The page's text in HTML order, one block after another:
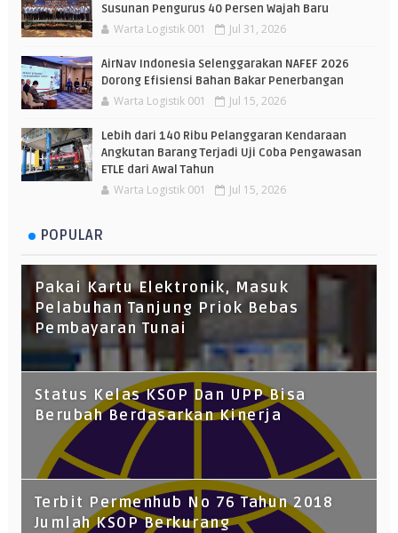
Susunan Pengurus 40 Persen Wajah Baru
Warta Logistik 001 Jul 31, 2026
AirNav Indonesia Selenggarakan NAFEF 2026
Dorong Efisiensi Bahan Bakar Penerbangan
Warta Logistik 001 Jul 15, 2026
Lebih dari 140 Ribu Pelanggaran Kendaraan
Angkutan Barang Terjadi Uji Coba Pengawasan
ETLE dari Awal Tahun
Warta Logistik 001 Jul 15, 2026
POPULAR
Pakai Kartu Elektronik, Masuk
Pelabuhan Tanjung Priok Bebas
Pembayaran Tunai
Status Kelas KSOP Dan UPP Bisa
Berubah Berdasarkan Kinerja
Terbit Permenhub No 76 Tahun 2018
Jumlah KSOP Berkurang